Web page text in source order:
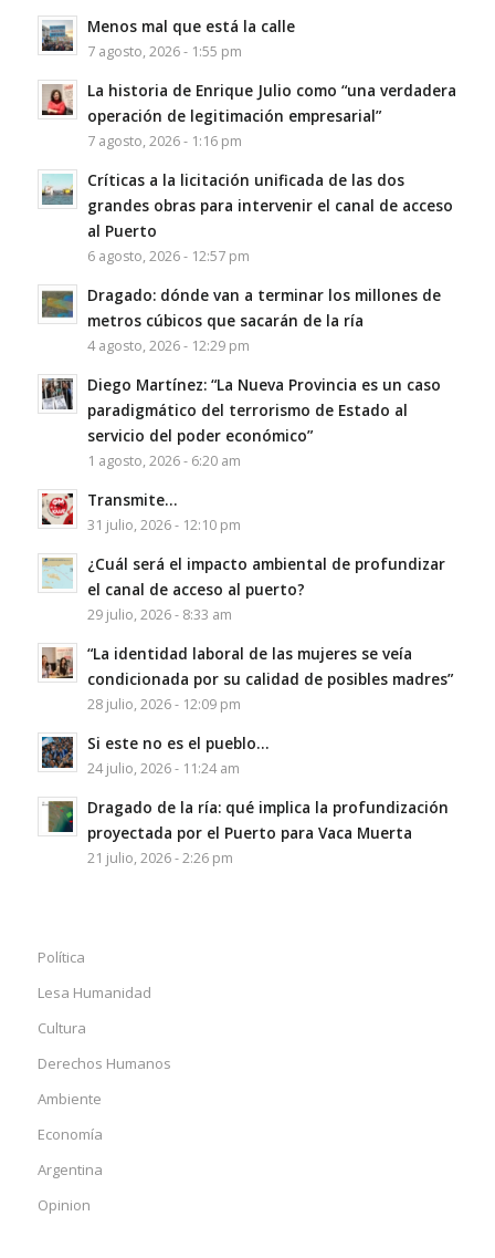
Menos mal que está la calle
7 agosto, 2026 - 1:55 pm
La historia de Enrique Julio como “una verdadera
operación de legitimación empresarial”
7 agosto, 2026 - 1:16 pm
Críticas a la licitación unificada de las dos
grandes obras para intervenir el canal de acceso
al Puerto
6 agosto, 2026 - 12:57 pm
Dragado: dónde van a terminar los millones de
metros cúbicos que sacarán de la ría
4 agosto, 2026 - 12:29 pm
Diego Martínez: “La Nueva Provincia es un caso
paradigmático del terrorismo de Estado al
servicio del poder económico”
1 agosto, 2026 - 6:20 am
Transmite…
31 julio, 2026 - 12:10 pm
¿Cuál será el impacto ambiental de profundizar
el canal de acceso al puerto?
29 julio, 2026 - 8:33 am
“La identidad laboral de las mujeres se veía
condicionada por su calidad de posibles madres”
28 julio, 2026 - 12:09 pm
Si este no es el pueblo…
24 julio, 2026 - 11:24 am
Dragado de la ría: qué implica la profundización
proyectada por el Puerto para Vaca Muerta
21 julio, 2026 - 2:26 pm
Política
Lesa Humanidad
Cultura
Derechos Humanos
Ambiente
Economía
Argentina
Opinion